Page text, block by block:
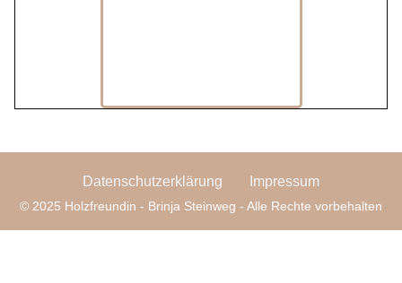
Datenschutzerklärung Impressum
© 2025 Holzfreundin - Brinja Steinweg - Alle Rechte vorbehalten